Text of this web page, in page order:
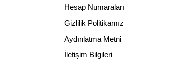
Hesap Numaraları
Gizlilik Politikamız
Aydınlatma Metni
İletişim Bilgileri